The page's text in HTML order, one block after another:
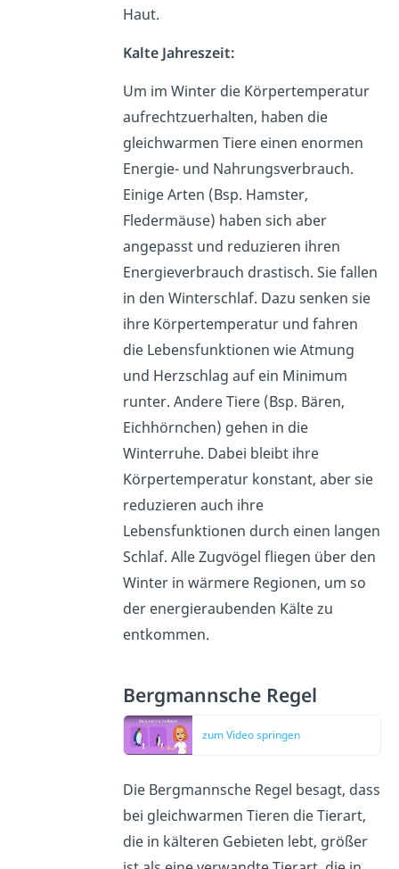
Haut.
Kalte Jahreszeit:
Um im Winter die Körpertemperatur
aufrechtzuerhalten, haben die
gleichwarmen Tiere einen enormen
Energie- und Nahrungsverbrauch.
Einige Arten (Bsp. Hamster,
Fledermäuse) haben sich aber
angepasst und reduzieren ihren
Energieverbrauch drastisch. Sie fallen
in den Winterschlaf. Dazu senken sie
ihre Körpertemperatur und fahren
die Lebensfunktionen wie Atmung
und Herzschlag auf ein Minimum
runter. Andere Tiere (Bsp. Bären,
Eichhörnchen) gehen in die
Winterruhe. Dabei bleibt ihre
Körpertemperatur konstant, aber sie
reduzieren auch ihre
Lebensfunktionen durch einen langen
Schlaf. Alle Zugvögel fliegen über den
Winter in wärmere Regionen, um so
der energieraubenden Kälte zu
entkommen.
Bergmannsche Regel
zum Video springen
Die Bergmannsche Regel besagt, dass
bei gleichwarmen Tieren die Tierart,
die in kälteren Gebieten lebt, größer